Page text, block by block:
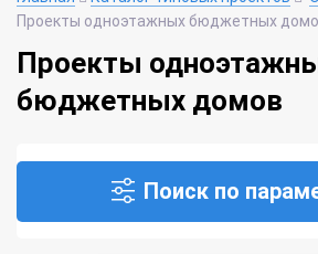
Проекты одноэтажных бюджетных
Проекты
бюджетных домов
Поиск по